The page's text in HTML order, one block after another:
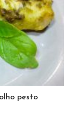
pesto